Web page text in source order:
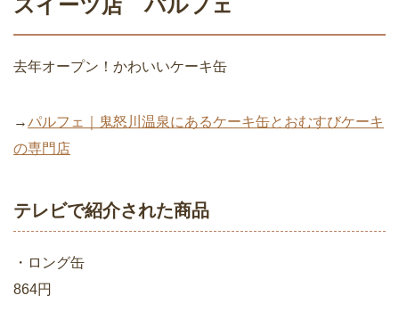
スイーツ店 パルフェ
去年オープン！かわいいケーキ缶
→パルフェ｜鬼怒川温泉にあるケーキ缶とおむすびケーキ
の専門店
テレビで紹介された商品
・ロング缶
864円